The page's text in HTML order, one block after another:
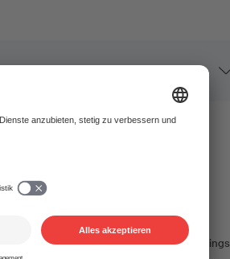
Genève
A&R and COO - Home Crowd Recordings